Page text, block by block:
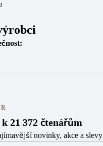
21 372 čtenářům
novinky, akce a slevy